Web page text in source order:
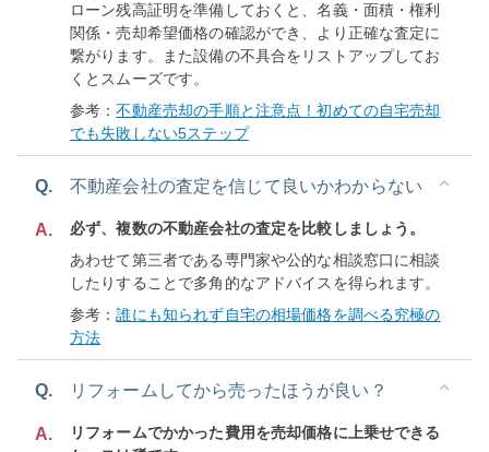
ローン残高証明を準備しておくと、名義・面積・権利
関係・売却希望価格の確認ができ、より正確な査定に
繋がります。また設備の不具合をリストアップしてお
くとスムーズです。
参考：不動産売却の手順と注意点！初めての自宅売却
でも失敗しない5ステップ
Q. 不動産会社の査定を信じて良いかわからない
A.
必ず、複数の不動産会社の査定を比較しましょう。
あわせて第三者である専門家や公的な相談窓口に相談
したりすることで多角的なアドバイスを得られます。
参考：誰にも知られず自宅の相場価格を調べる究極の
方法
Q. リフォームしてから売ったほうが良い？
A.
リフォームでかかった費用を売却価格に上乗せできる